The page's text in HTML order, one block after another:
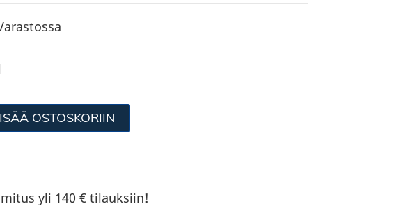
OSTOSKORIIN
yli 140 € tilauksiin!